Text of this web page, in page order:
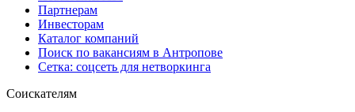
Партнерам
Инвесторам
Каталог компаний
Поиск по вакансиям в Антропове
Сетка: соцсеть для нетворкинга
Соискателям